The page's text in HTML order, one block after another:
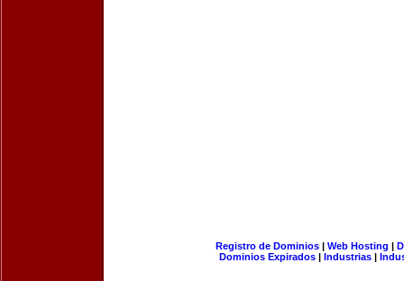
Registro de Dominios| Web Hosting |
Dominios Expirados | Industrias |